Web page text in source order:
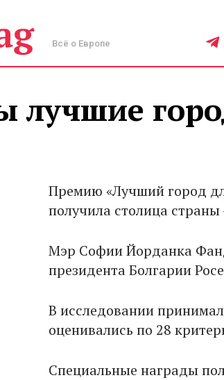
Всё о Европе
лучшие
Премию «Лучший город
получила столица
Мэр Софии Йорданка
президента Болгарии
В исследовании
оценивались по 28
Специальные награды